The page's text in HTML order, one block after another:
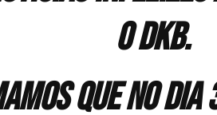
o DKB.
que no dia